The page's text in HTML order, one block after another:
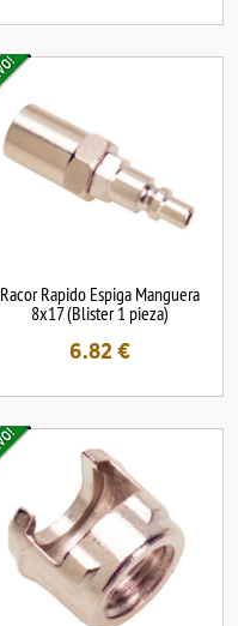
Racor Rapido Espiga Manguera
8x17 (Blister 1 pieza)
6.82 €